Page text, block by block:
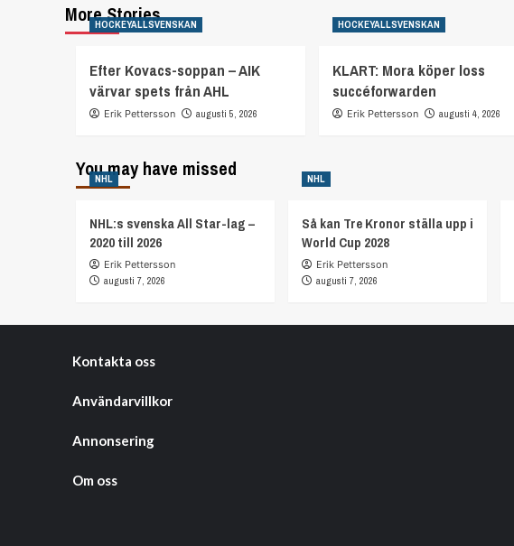
More Stories
HOCKEYALLSVENSKAN
Efter Kovacs-soppan – AIK
värvar spets från AHL
Erik Pettersson augusti 5, 2026
HOCKEYALLSVENSKAN
KLART: Mora köper loss
succéforwarden
Erik Pettersson augusti 4, 2026
You may have missed
NHL
NHL:s svenska All Star-lag –
2020 till 2026
Erik Pettersson
augusti 7, 2026
NHL
Så kan Tre Kronor ställa upp i
World Cup 2028
Erik Pettersson
augusti 7, 2026
Kontakta oss
Användarvillkor
Annonsering
Om oss